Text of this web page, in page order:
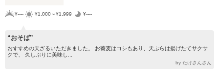
¥---- ¥1,000～¥1,999 ¥----
“おそば”
おすすめの天ざるいただきました。 お蕎麦はコシもあり、天ぷらは揚げたてサクサ
クで、 久しぶりに美味し...
by たけさんさん